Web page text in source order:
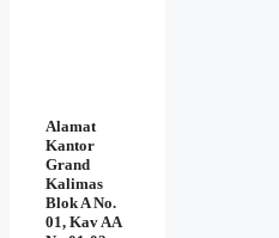
Alamat
Kantor
Grand
Kalimas
Blok A No.
01, Kav AA